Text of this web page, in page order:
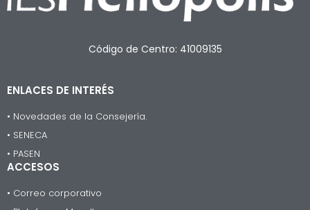
Código de Centro: 41009135
ENLACES DE INTERÉS
• Novedades de la Consejería.
• SENECA
• PASEN
ACCESOS
• Correo corporativo